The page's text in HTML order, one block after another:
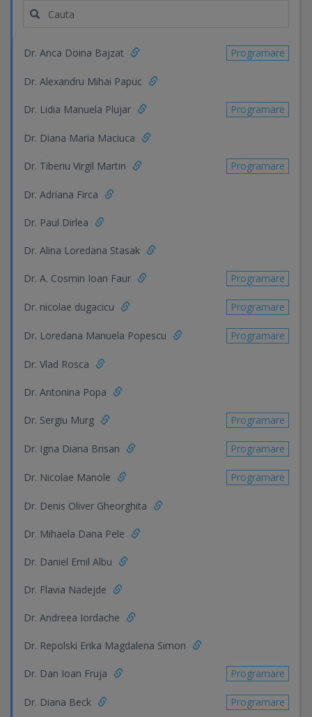
Dr. Anca Doina Bajzat Programare
Dr. Alexandru Mihai Papuc
Dr. Lidia Manuela Plujar Programare
Dr. Diana Maria Maciuca
Dr. Tiberiu Virgil Martin Programare
Dr. Adriana Firca
Dr. Paul Dirlea
Dr. Alina Loredana Stasak
Dr. A. Cosmin Ioan Faur Programare
Dr. nicolae dugacicu Programare
Dr. Loredana Manuela Popescu Programare
Dr. Vlad Rosca
Dr. Antonina Popa
Dr. Sergiu Murg Programare
Dr. Igna Diana Brisan Programare
Dr. Nicolae Manole Programare
Dr. Denis Oliver Gheorghita
Dr. Mihaela Dana Pele
Dr. Daniel Emil Albu
Dr. Flavia Nadejde
Dr. Andreea Iordache
Dr. Repolski Erika Magdalena Simon
Dr. Dan Ioan Fruja Programare
Dr. Diana Beck Programare